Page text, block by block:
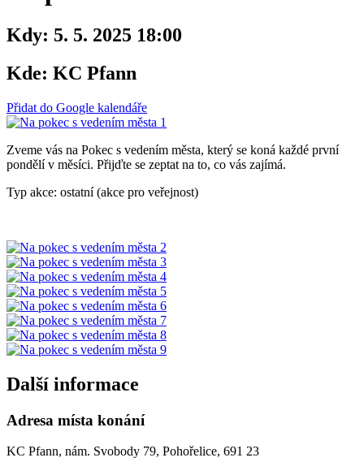
Kdy: 5. 5. 2025 18:00
Kde: KC Pfann
Přidat do Google kalendáře
Zveme vás na Pokec s vedením města, který se koná každé první
pondělí v měsíci. Přijďte se zeptat na to, co vás zajímá.
Typ akce: ostatní (akce pro veřejnost)
Další informace
Adresa místa konání
KC Pfann, nám. Svobody 79, Pohořelice, 691 23